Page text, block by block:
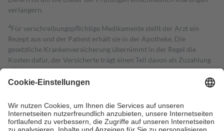
verlängern.
4Für verschreibungspflichtige Medikamente stellt der Arzt ein
Rezept aus und der Patient erhält sie in der Apotheke. Die
gesetzliche Krankenversicherung übernimmt in der Regel die
Kosten dafür, der Versicherte trägt einen Teil davon als Zuzahlung
mit.
Grundsätzlich leisten Mitglieder Zuzahlungen in Höhe von zehn
höchstens zehn Euro.
Es sind jedoch nie mehr als die tatsächlichen
Kosten der Leistung zu entrichten.
Diese Regeln gelten grundsätzlich auch für Online-Apotheken.